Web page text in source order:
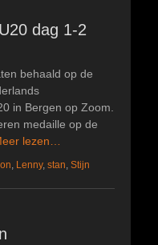
dag 1-2
behaald op de
in Bergen op Zoom.
medaille op de
lezen…
Lenny, stan Stijn